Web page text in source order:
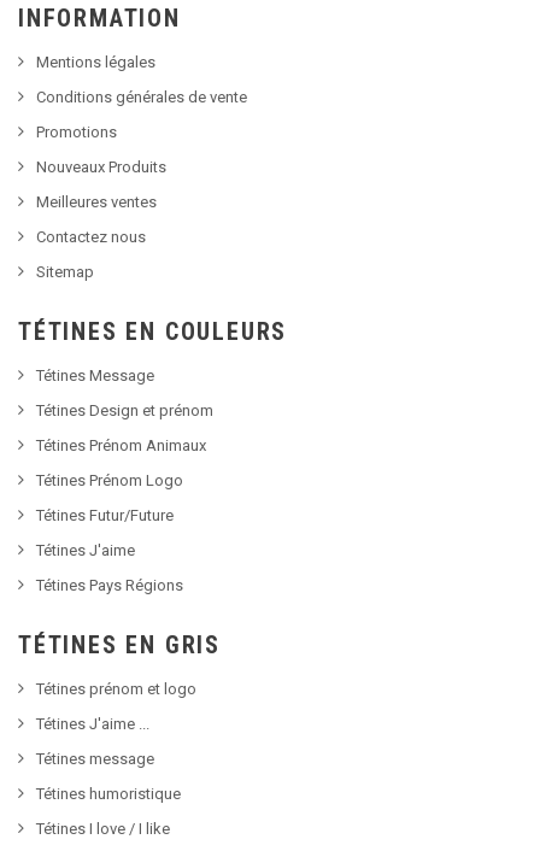
INFORMATION
Mentions légales
Conditions générales de vente
Promotions
Nouveaux Produits
Meilleures ventes
Contactez nous
Sitemap
TÉTINES EN COULEURS
Tétines Message
Tétines Design et prénom
Tétines Prénom Animaux
Tétines Prénom Logo
Tétines Futur/Future
Tétines J'aime
Tétines Pays Régions
TÉTINES EN GRIS
Tétines prénom et logo
Tétines J'aime ...
Tétines message
Tétines humoristique
Tétines I love / I like